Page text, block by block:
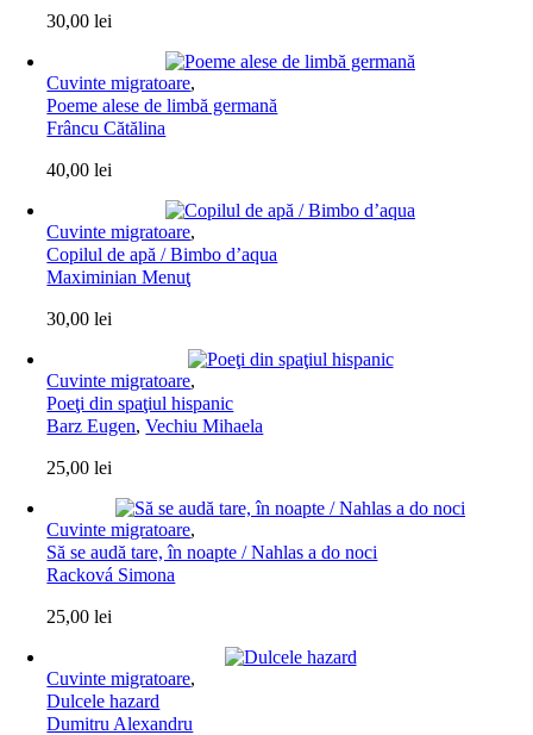
30,00lei
Cuvinte migratoare,
Poeme alese de limbă germană
Frâncu Cătălina
40,00lei
Cuvinte migratoare,
Copilul de apă / Bimbo d’aqua
Maximinian Menuţ
30,00lei
Cuvinte migratoare,
Poeţi din spaţiul hispanic
Barz Eugen,Vechiu Mihaela
25,00lei
Cuvinte migratoare,
Să se audă tare, în noapte / Nahlas a do noci
Racková Simona
25,00lei
Cuvinte migratoare,
Dulcele hazard
Dumitru Alexandru